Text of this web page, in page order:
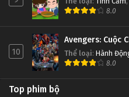
8.0
10
Avengers: Cuộc
Thể loại: Hành
8.0
Top phim bộ